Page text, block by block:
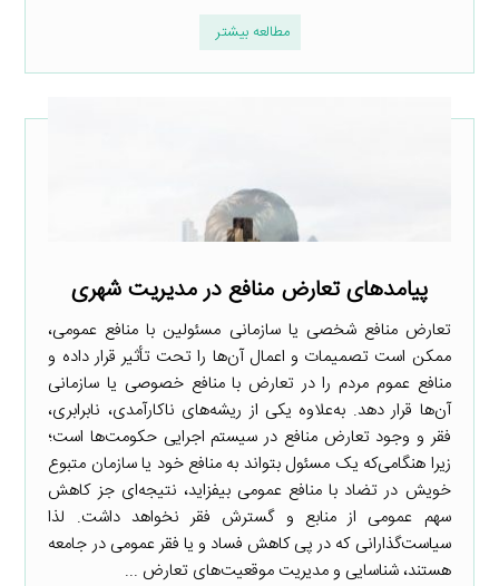
مطالعه بیشتر
پیامدهای تعارض منافع در مدیریت شهری
تعارض منافع شخصی یا سازمانی مسئولین با منافع عمومی،
ممکن است تصمیمات و اعمال آن‌ها را تحت تأثیر قرار داده و
منافع عموم مردم را در تعارض با منافع خصوصی یا سازمانی
آن‌ها قرار دهد. به‌علاوه یکی از ریشه‌های ناکارآمدی، نابرابری،
فقر و وجود تعارض منافع در سیستم اجرایی حکومت‌ها است؛
زیرا هنگامی‌که یک مسئول بتواند به منافع خود یا سازمان متبوع
خویش در تضاد با منافع عمومی بیفزاید، نتیجه‌ای جز کاهش
سهم عمومی از منابع و گسترش فقر نخواهد داشت. لذا
سیاست‌گذارانی که در پی کاهش فساد و یا فقر عمومی در جامعه
هستند، شناسایی و مدیریت موقعیت‌های تعارض ...